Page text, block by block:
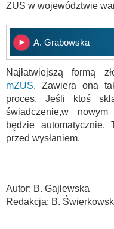
ZUS w województwie
A. Grabowska
Najłatwiejszą formą
mZUS. Zawiera ona
proces. Jeśli ktoś
świadczenie,w
będzie
przed wysłaniem.
Autor: B. Gajlewska
Redakcja: B.